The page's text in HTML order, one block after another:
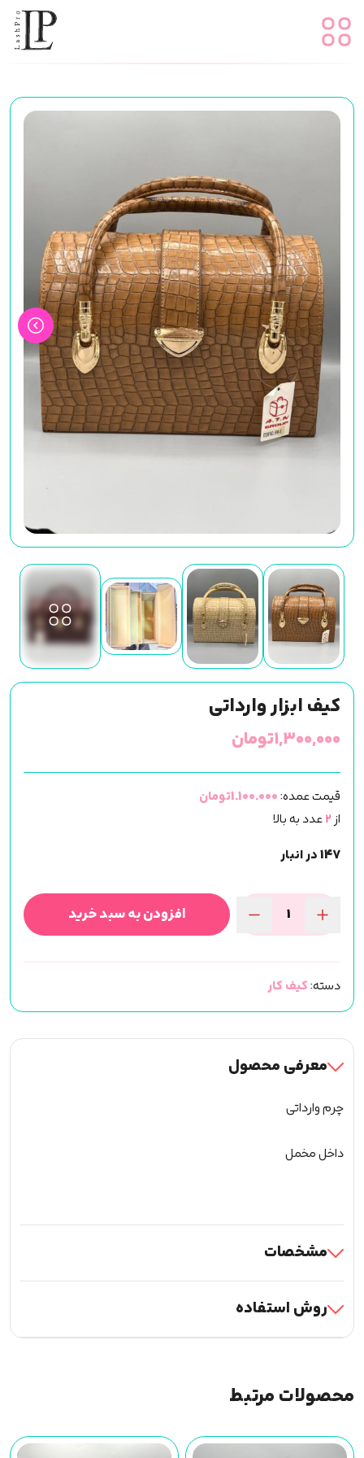
کیف ابزار وارداتی
۱,۳۰۰,۰۰۰تومان
قیمت عمده:1.100.000تومان
از2عدد به بالا
147 در انبار
کیف
عدد
افزودن به سبد خرید
دسته:کیف کار
معرفی محصول
چرم وارداتی
داخل مخمل
مشخصات
روش استفاده
محصولات مرتبط